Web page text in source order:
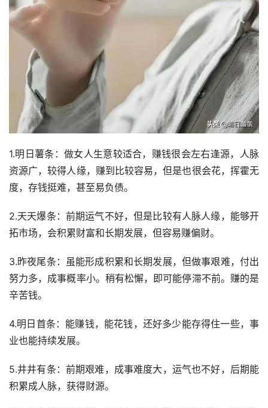
1.明日薯条：做女人生意较适合，赚钱很会左右逢源，人脉
资源广，较得人缘，赚到比较容易，但是也很会花，挥霍无
度，存钱挺难，甚至易负债。
2.天天爆条：前期运气不好，但是比较有人脉人缘，能够开
拓市场，会积累财富和长期发展，但容易赚偏财。
3.昨夜尾条：虽能形成积累和长期发展，但做事艰难，付出
努力多，成事概率小。稍有松懈，即可能停滞不前。赚的是
辛苦钱。
4.明日首条：能赚钱，能花钱，还好多少能存得住一些，事
业也能持续发展。
5.井井有条：前期艰难，成事难度大，运气也不好，后期能
积累成人脉，获得财源。